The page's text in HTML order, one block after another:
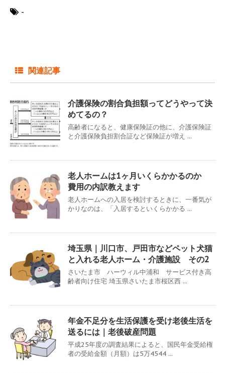
-
関連記事
介護保険の割合負担額ってどうやって決
めてるの？
高齢者になると、健康保険証の他に、介護保険証
と介護保険負担割合証など保険証が増え ...
老人ホームは1ヶ月いくらかかるのか
費用の内訳教えます
老人ホームへの入居を検討するときに、一番気が
かりなのは、「入居するといくらかかる ...
埼玉県｜川口市、戸田市などペット犬猫
と入れる老人ホーム・介護施設 その2
さいたま市 ハーウィル中浦和 サービス付き高
齢者向け住宅 埼玉県さいたま市桜区西 ...
年金不足分を生活保護を受け老後生活を
送るには｜老後破産問題
平成25年度の調査結果によると、国民年金受給権
者の受給金額（月額）は5万4544 ...